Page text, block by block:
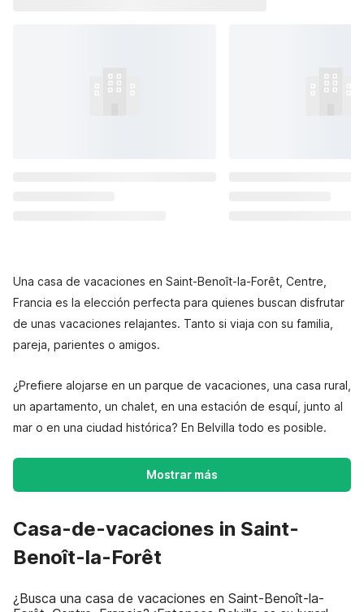
Una casa de vacaciones en Saint-Benoît-la-Forêt, Centre,
Francia es la elección perfecta para quienes buscan disfrutar
de unas vacaciones relajantes. Tanto si viaja con su familia,
pareja, parientes o amigos.
¿Prefiere alojarse en un parque de vacaciones, una casa rural,
un apartamento, un chalet, en una estación de esquí, junto al
mar o en una ciudad histórica? En Belvilla todo es posible.
Mostrar más
Casa-de-vacaciones in Saint-
Benoît-la-Forêt
¿Busca una casa de vacaciones en Saint-Benoît-la-